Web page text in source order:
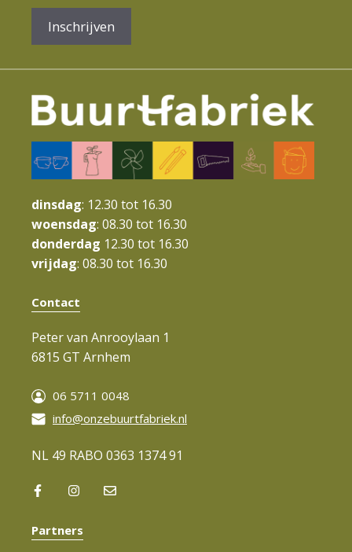
n
t
N
a
v
i
g
a
t
i
Inschrijven
dinsdag: 12.30 tot 16.30
woensdag: 08.30 tot 16.30
donderdag 12.30 tot 16.30
vrijdag: 08.30 tot 16.30
Contact
Peter van Anrooylaan 1
6815 GT Arnhem
06 5711 0048
info@onzebuurtfabriek.nl
NL 49 RABO 0363 1374 91
Partners